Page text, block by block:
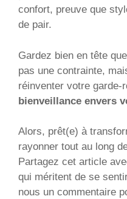
confort, preuve que
de pair.
Gardez bien en tête
pas une contrainte,
réinventer votre garde-
bienveillance envers
Alors, prêt(e) à
rayonner tout au long
Partagez cet article
qui méritent de se
nous un commentaire